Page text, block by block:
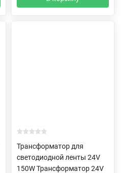
Трансформатор для
светодиодной ленты 24V
150W Трансформатор 24V